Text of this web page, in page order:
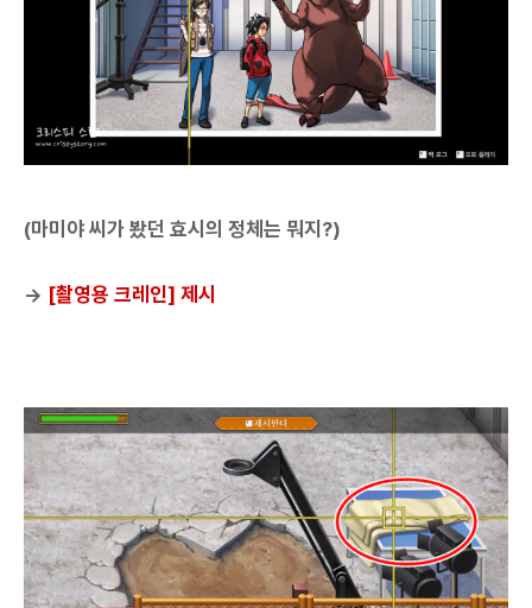
(마미야 씨가 봤던 효시의 정체는 뭐지?)
→ [촬영용 크레인] 제시